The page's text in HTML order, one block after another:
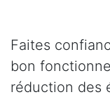
Faites
bon
réduction des